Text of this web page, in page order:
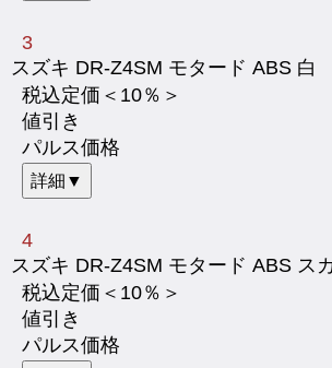
3
スズキ DR-Z4SM モタード ABS 白
税込定価＜10％＞
値引き
パルス価格
詳細▼
4
スズキ DR-Z4SM モタード ABS ス
税込定価＜10％＞
値引き
パルス価格